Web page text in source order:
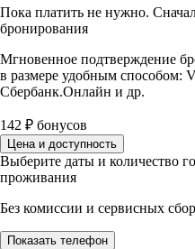
Пока платить не нужно.
бронирования
Мгновенное подтверждение
в размере удобным способом:
Сбербанк.Онлайн и др.
142 ₽ бонусов
Цена и доступность
Выберите даты и количество
проживания
Без комиссии и сервисных
Показать телефон